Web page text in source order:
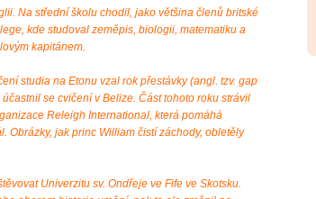
Na střední školu chodil, jako většina členů britské
kde studoval zeměpis, biologii, matematiku a
kapitánem.
studia na Etonu vzal rok přestávky (angl. tzv. gap
se cvičení v Belize. Část tohoto roku strávil
Releigh International, která pomáhá
Obrázky, jak princ William čistí záchody, obletěly
Univerzitu sv. Ondřeje ve Fife ve Skotsku.